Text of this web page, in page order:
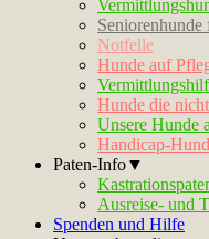
Seniorenhunde
Notfelle
Hunde auf
Hunde die
Unsere Hunde
Handicap-
Paten-Info▼
Ausreise- und
Spenden und Hilfe